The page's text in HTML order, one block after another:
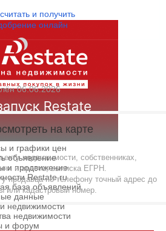
и графики цен
объявление
и продвижение
Restate.ru
база объявлений
данные
недвижимости
недвижимости
и форум
и получить
онлайн
06.06.2026
на карте
недвижимости, собственниках,
и аресте, выписка ЕГРН.
у продавца по телефону точный адрес до
или кадастровый номер.